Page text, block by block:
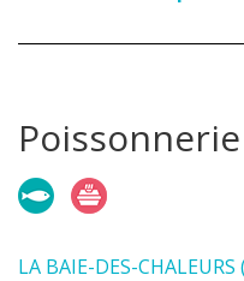
LA BAIE-DES-